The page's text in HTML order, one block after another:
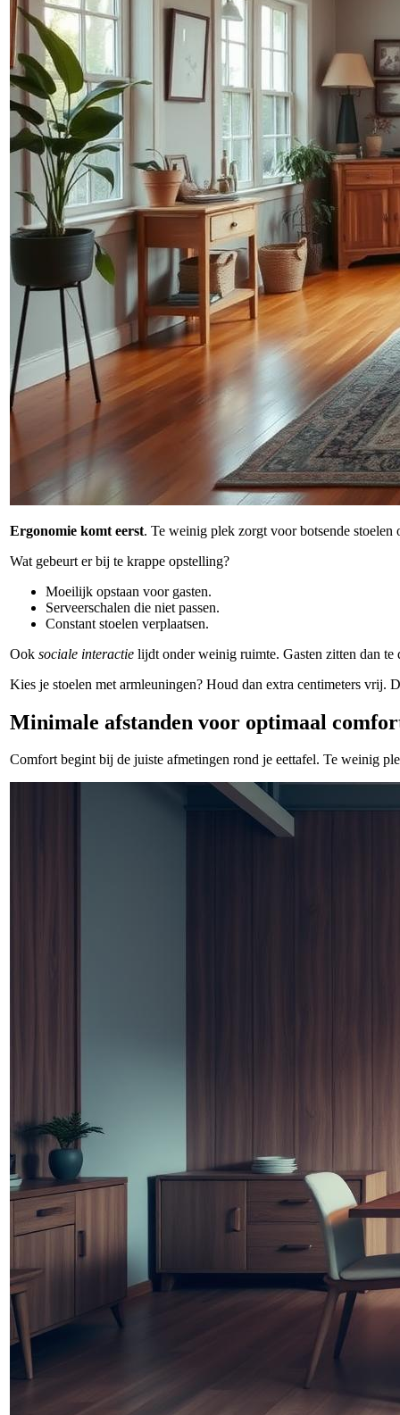
Ergonomie komt eerst. Te weinig plek zorgt voor botsende
Wat gebeurt er bij te krappe opstelling?
Moeilijk opstaan voor gasten.
Serveerschalen die niet passen.
Constant stoelen verplaatsen.
Ook sociale interactie lijdt onder weinig ruimte. Gasten zitten dan te
Kies je stoelen met armleuningen? Houd dan extra centimeters vrij.
Minimale afstanden voor optimaal
Comfort begint bij de juiste afmetingen rond je eettafel. Te weinig